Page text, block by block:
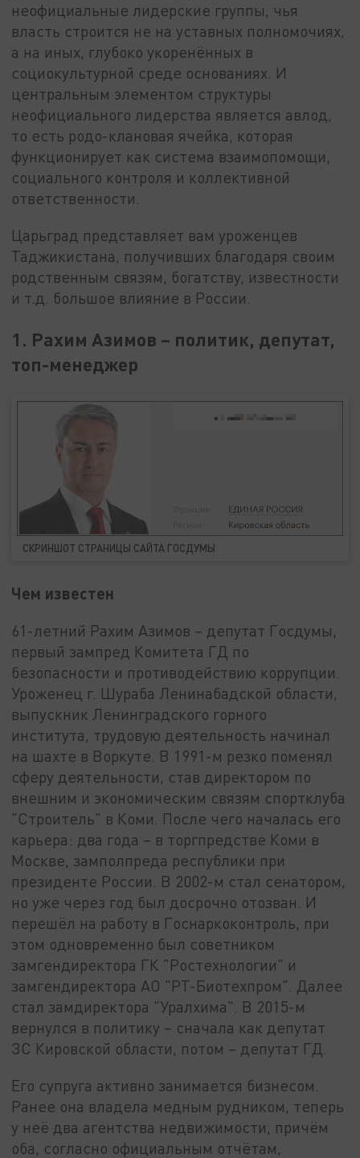
неофициальные лидерские группы, чья
власть строится не на уставных полномочиях,
а на иных, глубоко укоренённых в
социокультурной среде основаниях. И
центральным элементом структуры
неофициального лидерства является авлод,
то есть родо-клановая ячейка, которая
функционирует как система взаимопомощи,
социального контроля и коллективной
ответственности.
Царьград представляет вам уроженцев
Таджикистана, получивших благодаря своим
родственным связям, богатству, известности
и т.д. большое влияние в России.
1. Рахим Азимов – политик, депутат,
топ-менеджер
СКРИНШОТ СТРАНИЦЫ САЙТА ГОСДУМЫ
Чем известен
61-летний Рахим Азимов – депутат Госдумы,
первый зампред Комитета ГД по
безопасности и противодействию коррупции.
Уроженец г. Шураба Ленинабадской области,
выпускник Ленинградского горного
института, трудовую деятельность начинал
на шахте в Воркуте. В 1991-м резко поменял
сферу деятельности, став директором по
внешним и экономическим связям спортклуба
"Строитель" в Коми. После чего началась его
карьера: два года – в торгпредстве Коми в
Москве, замполпреда республики при
президенте России. В 2002-м стал сенатором,
но уже через год был досрочно отозван. И
перешёл на работу в Госнаркоконтроль, при
этом одновременно был советником
замгендиректора ГК "Ростехнологии" и
замгендиректора АО "РТ-Биотехпром". Далее
стал замдиректора "Уралхима". В 2015-м
вернулся в политику – сначала как депутат
ЗС Кировской области, потом – депутат ГД.
Его супруга активно занимается бизнесом.
Ранее она владела медным рудником, теперь
у неё два агентства недвижимости, причём
оба, согласно официальным отчётам,